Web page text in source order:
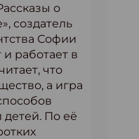
о
создатель
Софии
работает в
что
а игра
По её